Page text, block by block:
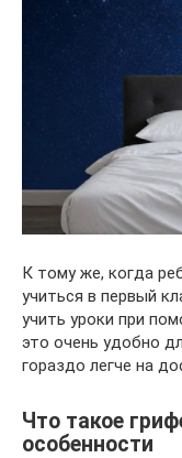
К тому же, когда
учиться в первый
учить уроки при
это очень удобно
гораздо легче на
Что такое
особенности